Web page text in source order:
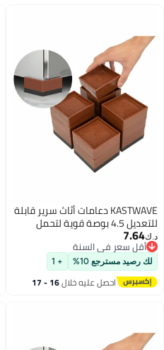
KASTWAVE دعامات أثاث سرير قابلة
للتعديل 4.5 بوصة قوية لتحمل
طاولة أريكة إطار سرير (4 قطع)
د.ك‏7.64
أقل سعر في السنة
أقل سعر في السنة
لك رصيد مسترجع 10% + 1
احصل عليه خلال 16 - 17